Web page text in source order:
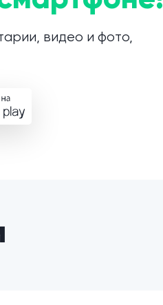
видео и фото,